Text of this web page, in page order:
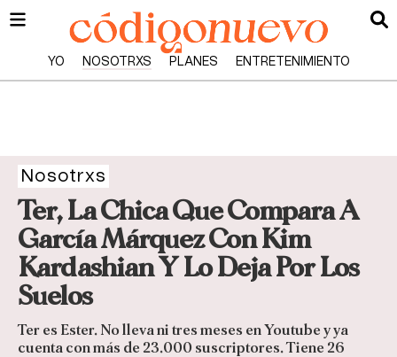
YO NOSOTRXS PLANES ENTRETENIMIENTO
Nosotrxs
Ter, La Chica Que Compara A
García Márquez Con Kim
Kardashian Y Lo Deja Por Los
Suelos
Ter es Ester. No lleva ni tres meses en Youtube y ya
cuenta con más de 23.000 suscriptores. Tiene 26